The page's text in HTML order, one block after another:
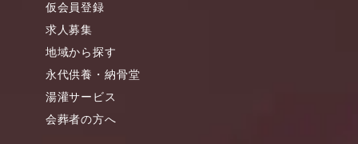
仮会員登録
求人募集
地域から探す
永代供養・納骨堂
湯灌サービス
会葬者の方へ